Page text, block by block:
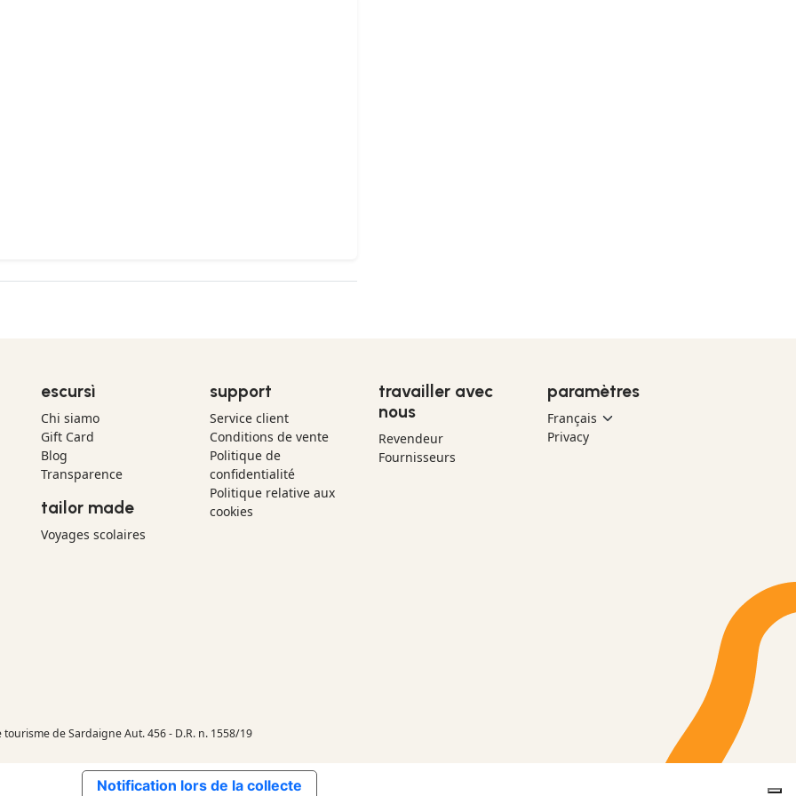
escursì
Chi siamo
Gift Card
Blog
Transparence
tailor made
Voyages scolaires
support
Service client
Conditions de vente
Politique de
confidentialité
Politique relative aux
cookies
travailler avec
nous
Revendeur
Fournisseurs
paramètres
Privacy
de Sardaigne Aut. 456 - D.R. n. 1558/19
Notification lors de la collecte